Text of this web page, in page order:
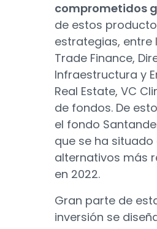
comprometidos
de estos
estrategias, entre
Trade Finance,
Infraestructura y
Real Estate, VC
de fondos. De
el fondo
que se ha
alternativos más
en 2022.
Gran parte de
inversión se